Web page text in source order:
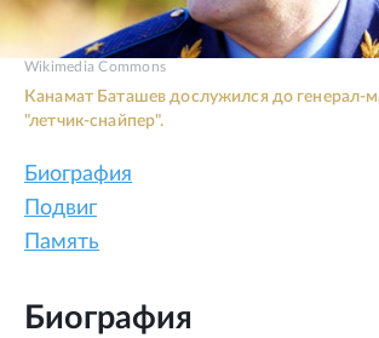
Wikimedia Commons
Канамат Баташев дослужился до генерал-
"летчик-снайпер".
Биография
Подвиг
Память
Биография